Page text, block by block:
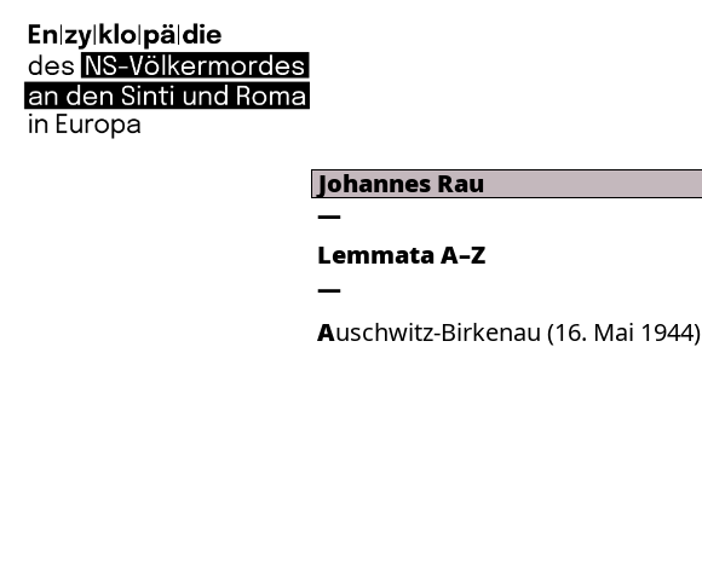
Johannes Rau
Lemmata A–Z
Auschwitz-Birkenau (16. Mai 1944)